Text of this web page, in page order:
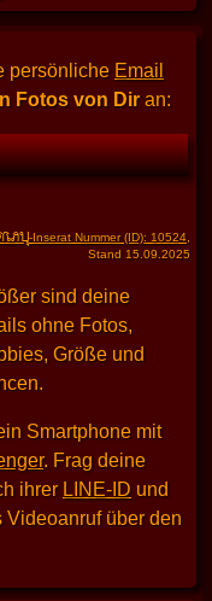
persönliche Email
Fotos von Diran:
-Inserat Nummer (ID): 10524,
Stand 15.09.2025
sind deine
ohne Fotos,
Größe und
Smartphone mit
. Frag deine
ihrer LINE-ID und
Videoanruf über den